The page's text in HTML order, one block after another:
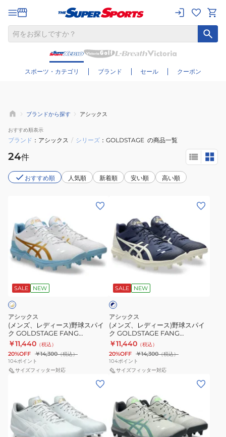
スポーツ・カテゴリ ブランド セール クーポン
さらに絞り込む
ブランドから探す アシックス
おすすめ順表示
ブランド アシックス / シリーズ GOLDSTAGE の商品一覧
24件
おすすめ順 人気順 新着順 安い順 高い順
ズ、
レ
デ
ィ
ス)
野
球
ス
パ
イ
ク
GOLDSTAGE
1121A067.105
SALE NEW
アシックス
(メンズ、レディース)野球スパイ
ク GOLDSTAGE FANG
1121A067.105
￥11,440 （税込）
20%OFF ￥14,300（税込）
104ポイント
サイズフィッター対応
ズ、
レ
デ
ィ
ス)
野
球
ス
パ
イ
ク
GOLDSTAGE
1121A067.400
SALE NEW
ネ
ホ
ワ
イ
ト
アシックス
(メンズ、レディース)野球スパイ
ク GOLDSTAGE FANG
1121A067.400
￥11,440 （税込）
20%OFF ￥14,300（税込）
104ポイント
サイズフィッター対応
ズ)
野
球
ズ)
野
球